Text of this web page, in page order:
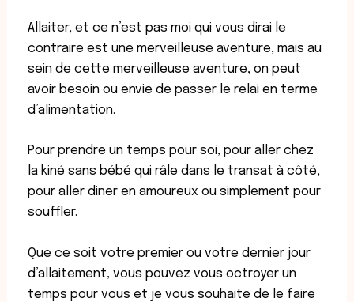
Allaiter, et ce n’est pas moi qui vous dirai le
contraire est une merveilleuse aventure, mais au
sein de cette merveilleuse aventure, on peut
avoir besoin ou envie de passer le relai en terme
d’alimentation.
Pour prendre un temps pour soi, pour aller chez
la kiné sans bébé qui râle dans le transat à côté,
pour aller diner en amoureux ou simplement pour
souffler.
Que ce soit votre premier ou votre dernier jour
d’allaitement, vous pouvez vous octroyer un
temps pour vous et je vous souhaite de le faire